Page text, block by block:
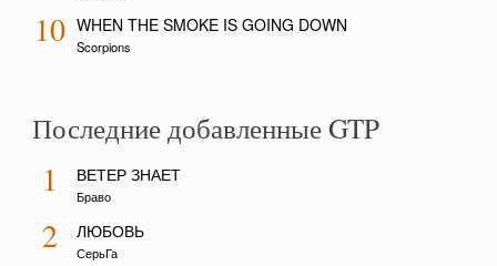
10 WHEN THE SMOKE IS GOING DOWN
Scorpions
Последние добавленные GTP
1 ВЕТЕР ЗНАЕТ
Браво
2 ЛЮБОВЬ
СерьГа